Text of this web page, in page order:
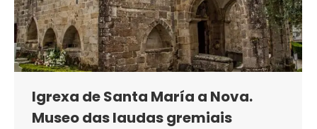
Igrexa de Santa María a Nova.
Museo das laudas gremiais